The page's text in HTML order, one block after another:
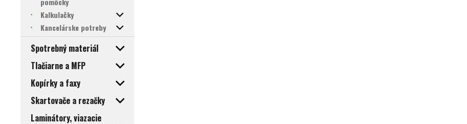
Kalkulačky
Kancelárske potreby
Spotrebný materiál
Tlačiarne a MFP
Kopírky a faxy
Skartovače a rezačky
Laminátory, viazacie